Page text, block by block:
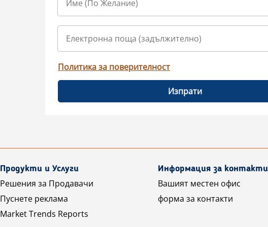
Политика за поверителност
Изпрати
Продукти и Услуги
Решения за Продавачи
Пуснете реклама
Market Trends Reports
Информация за контакти
Вашият местен офис
форма за контакти